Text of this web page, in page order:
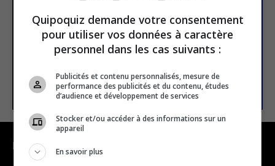
Email address
SUBSCRIBE
NAVIGATION
Quipoquiz demande votre consentement
pour utiliser vos données à caractère
personnel dans les cas suivants :
Publicités et contenu personnalisés, mesure de
performance des publicités et du contenu, études
d’audience et développement de services
Stocker et/ou accéder à des informations sur un
appareil
En savoir plus